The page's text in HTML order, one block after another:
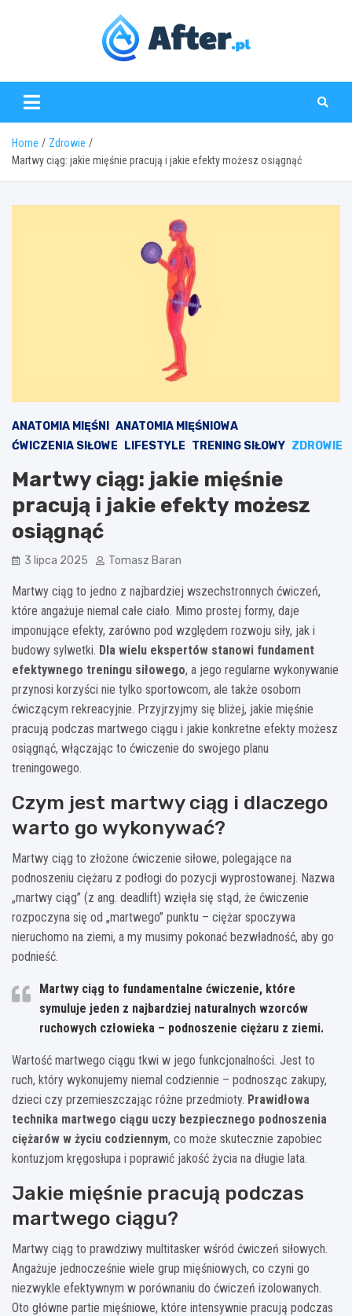
www.after.pl
Home
Zdrowie
Martwy ciąg: jakie mięśnie pracują i jakie efekty możesz osiągnąć
ANATOMIA MIĘŚNI
ANATOMIA MIĘŚNIOWA
ĆWICZENIA SIŁOWE
LIFESTYLE TRENING SIŁOWY ZDROWIE
Martwy ciąg: jakie mięśnie
pracują i jakie efekty możesz
osiągnąć
3 lipca 2025 Tomasz Baran
Martwy ciąg to jedno z najbardziej wszechstronnych ćwiczeń,
które angażuje niemal całe ciało. Mimo prostej formy, daje
imponujące efekty, zarówno pod względem rozwoju siły, jak i
budowy sylwetki. Dla wielu ekspertów stanowi fundament
efektywnego treningu siłowego, a jego regularne wykonywanie
przynosi korzyści nie tylko sportowcom, ale także osobom
ćwiczącym rekreacyjnie. Przyjrzyjmy się bliżej, jakie mięśnie
pracują podczas martwego ciągu i jakie konkretne efekty możesz
osiągnąć, włączając to ćwiczenie do swojego planu
treningowego.
Czym jest martwy ciąg i dlaczego
warto go wykonywać?
Martwy ciąg to złożone ćwiczenie siłowe, polegające na
podnoszeniu ciężaru z podłogi do pozycji wyprostowanej. Nazwa
„martwy ciąg” (z ang. deadlift) wzięła się stąd, że ćwiczenie
rozpoczyna się od „martwego” punktu – ciężar spoczywa
nieruchomo na ziemi, a my musimy pokonać bezwładność, aby go
podnieść.
Martwy ciąg to fundamentalne ćwiczenie, które
symuluje jeden z najbardziej naturalnych wzorców
ruchowych człowieka – podnoszenie ciężaru z ziemi.
Wartość martwego ciągu tkwi w jego funkcjonalności. Jest to
ruch, który wykonujemy niemal codziennie – podnosząc zakupy,
dzieci czy przemieszczając różne przedmioty. Prawidłowa
technika martwego ciągu uczy bezpiecznego podnoszenia
ciężarów w życiu codziennym, co może skutecznie zapobiec
kontuzjom kręgosłupa i poprawić jakość życia na długie lata.
Jakie mięśnie pracują podczas
martwego ciągu?
Martwy ciąg to prawdziwy multitasker wśród ćwiczeń siłowych.
Angażuje jednocześnie wiele grup mięśniowych, co czyni go
niezwykle efektywnym w porównaniu do ćwiczeń izolowanych.
Oto główne partie mięśniowe, które intensywnie pracują podczas